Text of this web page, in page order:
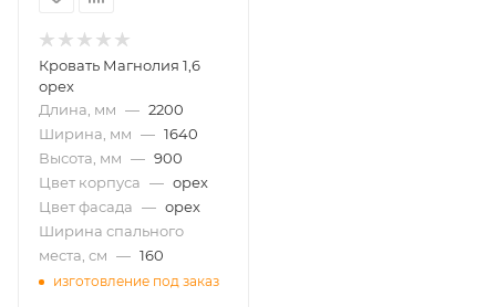
Кровать Магнолия 1,6
орех
Длина, мм — 2200
Ширина, мм — 1640
Высота, мм — 900
Цвет корпуса — орех
Цвет фасада — орех
Ширина спального
места, см — 160
изготовление под заказ